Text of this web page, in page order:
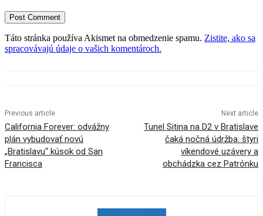
Táto stránka používa Akismet na obmedzenie spamu. Zistite, ako sa
spracovávajú údaje o vašich komentároch.
Previous article
California Forever: odvážny
plán vybudovať novú
„Bratislavu“ kúsok od San
Francisca
Next article
Tunel Sitina na D2 v Bratislave
čaká nočná údržba: štyri
víkendové uzávery a
obchádzka cez Patrónku